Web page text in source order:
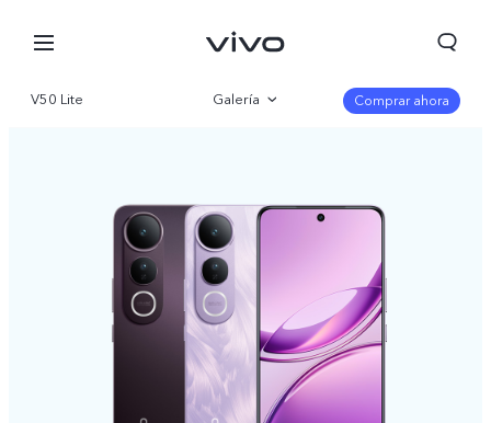
V50 Lite Galería
Especificaciones
Comprar ahora